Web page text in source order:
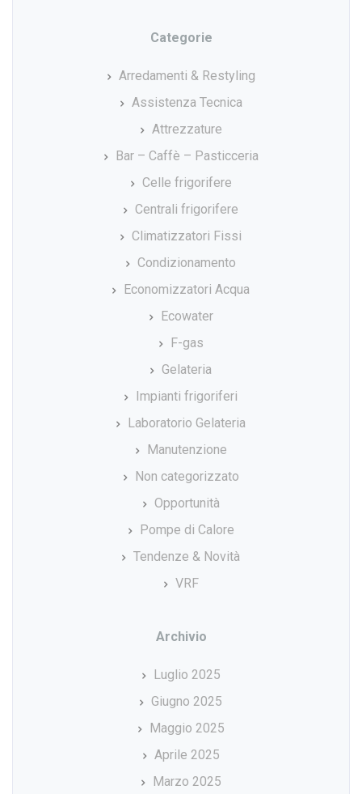
Categorie
Arredamenti & Restyling
Assistenza Tecnica
Attrezzature
Bar – Caffè – Pasticceria
Celle frigorifere
Centrali frigorifere
Climatizzatori Fissi
Condizionamento
Economizzatori Acqua
Ecowater
F-gas
Gelateria
Impianti frigoriferi
Laboratorio Gelateria
Manutenzione
Non categorizzato
Opportunità
Pompe di Calore
Tendenze & Novità
VRF
Archivio
Luglio 2025
Giugno 2025
Maggio 2025
Aprile 2025
Marzo 2025